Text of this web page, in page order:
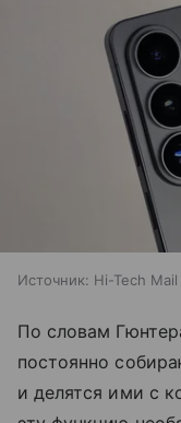
Источник: Hi-Tech Mail
По словам
постоянно
и делятся ими с